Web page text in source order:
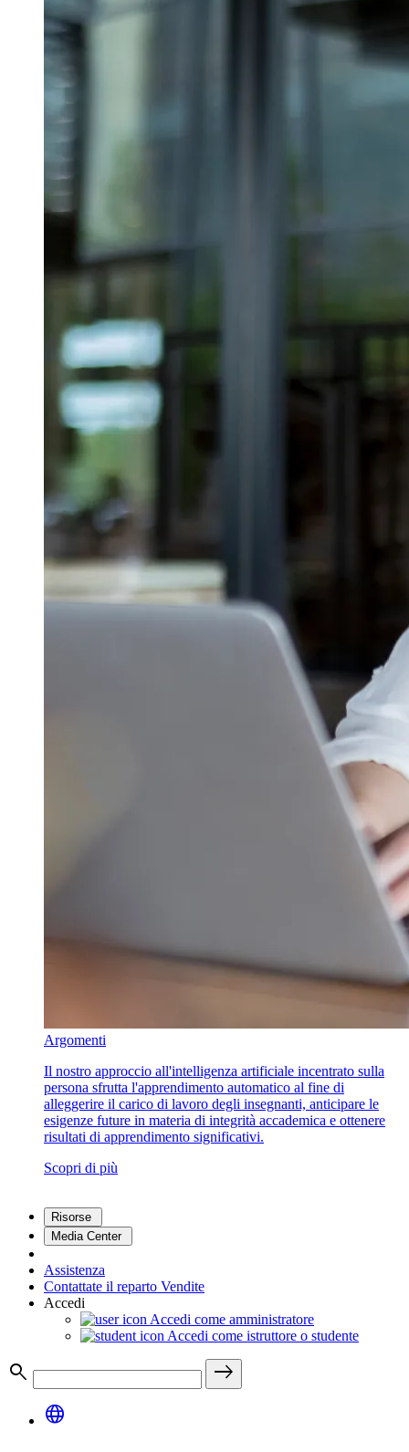
Argomenti
Il nostro approccio all'intelligenza artificiale incentrato sulla
persona sfrutta l'apprendimento automatico al fine di
alleggerire il carico di lavoro degli insegnanti, anticipare le
esigenze future in materia di integrità accademica e ottenere
risultati di apprendimento significativi.
Scopri di più
Risorse
Media Center
Assistenza
Contattate il reparto Vendite
Accedi
Accedi come amministratore
Accedi come istruttore o studente
search
east
language